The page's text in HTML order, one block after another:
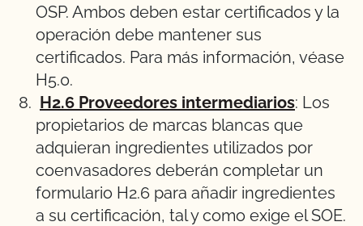
OSP. Ambos deben estar certificados y la
operación debe mantener sus
certificados. Para más información, véase
H5.0.
H2.6 Proveedores intermediarios: Los
propietarios de marcas blancas que
adquieran ingredientes utilizados por
coenvasadores deberán completar un
formulario H2.6 para añadir ingredientes
a su certificación, tal y como exige el SOE.